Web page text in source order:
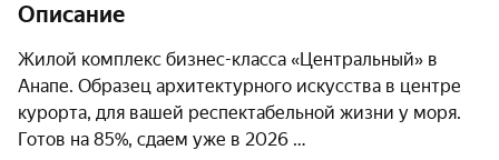
Описание
Жилой комплекс бизнес-класса «Центральный» в
Анапе. Образец архитектурного искусства в центре
курорта, для вашей респектабельной жизни у моря.
Готов на 85%, сдаем уже в 2026